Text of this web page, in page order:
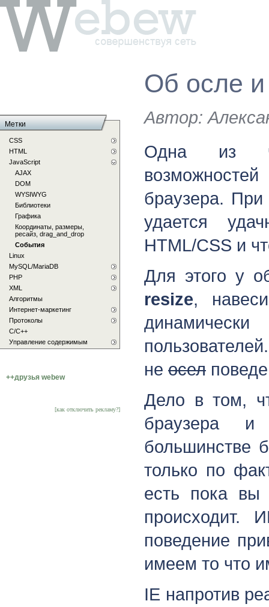
Об осле и
Автор:
Одна из
браузера.
удается
HTML/CSS и
Для этого у
resize,
не осел
Дело в том,
браузера
большинстве
только по
есть пока вы
происходит.
поведение
имеем то что
IE напротив
Метки
CSS
HTML
JavaScript
AJAX
DOM
WYSIWYG
Библиотеки
Графика
Координаты, размеры,
ресайз, drag_and_drop
События
Linux
MySQL/MariaDB
PHP
XML
Алгоритмы
Интернет-маркетинг
Протоколы
С/C++
Управление содержимым
++друзья webew
[как отключить рекламу?]